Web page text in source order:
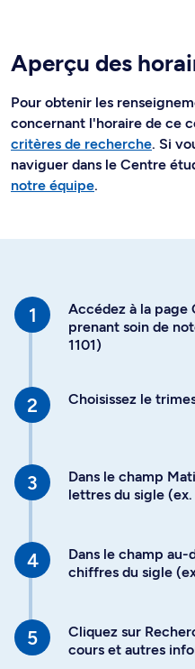
Aperçu des
Pour obtenir les
concernant l'horaire de ce
critères de recherche. Si
naviguer dans le Centre
notre équipe.
Accédez à la page
prenant soin de
1101)
Choisissez le
Dans le champ
lettres du sigle (ex.
Dans le champ au-
chiffres du sigle
Cliquez sur
cours et autres